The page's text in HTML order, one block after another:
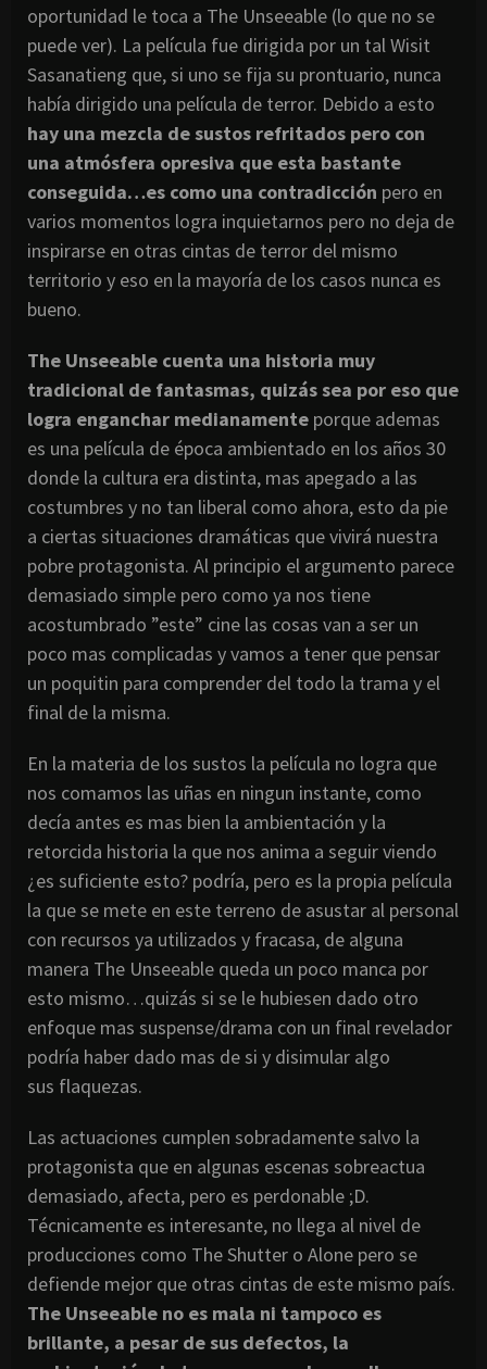
oportunidad le toca a The Unseeable (lo que no se
puede ver). La película fue dirigida por un tal Wisit
Sasanatieng que, si uno se fija su prontuario, nunca
había dirigido una película de terror. Debido a esto
hay una mezcla de sustos refritados pero con
una atmósfera opresiva que esta bastante
conseguida…es como una contradicción pero en
varios momentos logra inquietarnos pero no deja de
inspirarse en otras cintas de terror del mismo
territorio y eso en la mayoría de los casos nunca es
bueno.
The Unseeable cuenta una historia muy
tradicional de fantasmas, quizás sea por eso que
logra enganchar medianamente porque ademas
es una película de época ambientado en los años 30
donde la cultura era distinta, mas apegado a las
costumbres y no tan liberal como ahora, esto da pie
a ciertas situaciones dramáticas que vivirá nuestra
pobre protagonista. Al principio el argumento parece
demasiado simple pero como ya nos tiene
acostumbrado ”este” cine las cosas van a ser un
poco mas complicadas y vamos a tener que pensar
un poquitin para comprender del todo la trama y el
final de la misma.
En la materia de los sustos la película no logra que
nos comamos las uñas en ningun instante, como
decía antes es mas bien la ambientación y la
retorcida historia la que nos anima a seguir viendo
¿es suficiente esto? podría, pero es la propia película
la que se mete en este terreno de asustar al personal
con recursos ya utilizados y fracasa, de alguna
manera The Unseeable queda un poco manca por
esto mismo…quizás si se le hubiesen dado otro
enfoque mas suspense/drama con un final revelador
podría haber dado mas de si y disimular algo
sus flaquezas.
Las actuaciones cumplen sobradamente salvo la
protagonista que en algunas escenas sobreactua
demasiado, afecta, pero es perdonable ;D.
Técnicamente es interesante, no llega al nivel de
producciones como The Shutter o Alone pero se
defiende mejor que otras cintas de este mismo país.
The Unseeable no es mala ni tampoco es
brillante, a pesar de sus defectos, la